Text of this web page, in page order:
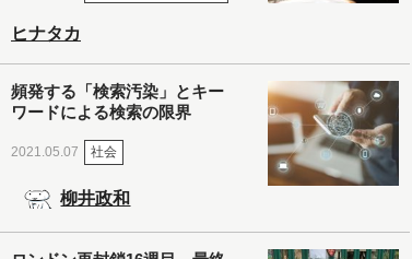
ヒナタカ
頻発する「検索汚染」とキー
ワードによる検索の限界
2021.05.07 社会
柳井政和